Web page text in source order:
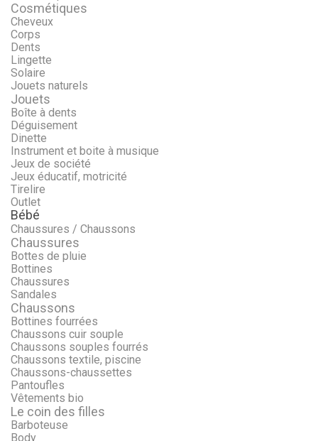
Cosmétiques
Cheveux
Corps
Dents
Lingette
Solaire
Jouets naturels
Jouets
Boîte à dents
Déguisement
Dinette
Instrument et boite à musique
Jeux de société
Jeux éducatif, motricité
Tirelire
Outlet
Bébé
Chaussures / Chaussons
Chaussures
Bottes de pluie
Bottines
Chaussures
Sandales
Chaussons
Bottines fourrées
Chaussons cuir souple
Chaussons souples fourrés
Chaussons textile, piscine
Chaussons-chaussettes
Pantoufles
Vêtements bio
Le coin des filles
Barboteuse
Body